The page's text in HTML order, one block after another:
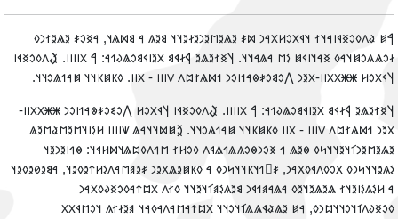
‮𐲀𐳯 𐳟𐳤𐳓𐳛𐳏𐳁𐳥𐳀𐳦𐳐 𐳦𐳁𐳂𐳛𐳢𐳂𐳀𐳙 𐳫𐳎 𐳉𐳖𐳉𐳮𐳉𐳙𐳉𐳇𐳉𐳦𐳦 𐳘𐳉𐳍 𐳀 𐳘𐳫𐳖𐳦, 𐳀𐳏𐳛𐳎
𐳇𐳛𐳖𐳍𐳛𐳯𐳦𐳀𐳓 𐳏𐳀𐳦𐳥𐳁𐳯 𐳋𐳮 𐳀𐳖𐳀𐳦𐳦. 𐲦𐳏𐳐𐳉𐳖𐳉 𐲁𐳇𐳁𐳘 𐳂𐳉𐳥𐳁𐳘𐳛𐳖𐳜𐳒𐳀: 𐲀 𐳼𐳺𐳺𐳺𐳺.
𐲦𐳁𐳂𐳛𐳢 𐳿𐳿𐳼𐳼𐳺𐳺-𐳂𐳉𐳙 𐲤𐳛𐳘𐳛𐳎𐳌𐳀𐳒𐳥𐳛𐳙 𐳒𐳫𐳖𐳐𐳪𐳤 𐳻𐳺𐳺𐳺 - 𐳼𐳺𐳺. 𐳓𐳞𐳯𐳞𐳦𐳦
‮𐲦𐳏𐳐𐳉𐳖𐳉 𐲁𐳇𐳁𐳘 𐳂𐳉𐳥𐳁𐳘𐳛𐳖𐳜𐳒𐳀: 𐲀 𐳼𐳺𐳺𐳺𐳺. 𐲟𐳤𐳓𐳛𐳏𐳁𐳥 𐲦𐳁𐳂𐳛𐳢 𐲤𐳛𐳘𐳛𐳎𐳌𐳀𐳒𐳥𐳛𐳙
𐳂𐳉𐳙 𐳒𐳫𐳖𐳐𐳪𐳤 𐳻𐳺𐳺𐳺 - 𐳼𐳺𐳺 𐳓𐳞𐳯𐳞𐳦𐳦 𐳯𐳀𐳒𐳖𐳛𐳦𐳦. 𐲉𐳯𐳫𐳦𐳦𐳀𐳖 𐳽𐳺𐳺𐳺𐳺
𐳉𐳖𐳉𐳮𐳉𐳙𐳑𐳦𐳉𐳦𐳦𐳭𐳓 𐳌𐳉𐳖 𐳀 𐳏𐳛𐳙𐳌𐳛𐳍𐳖𐳀𐳖𐳁𐳤 𐳓𐳛𐳢𐳐 𐳮𐳀𐳤𐳓𐳪𐳖𐳦𐳫𐳢𐳁𐳦:
𐳋𐳍𐳉𐳦𐳦𐳭𐳙𐳓 𐳂𐳛𐳓𐳤𐳁𐳓𐳂𐳀𐳙, 𐳎𐳹𐳒𐳦𐳞𐳦𐳦𐳭𐳙𐳓 𐳀 𐳓𐳞𐳯𐳉𐳖𐳂𐳉𐳙 𐳎𐳉𐳠𐳮𐳀𐳤𐳋𐳢𐳄𐳉𐳓𐳉𐳦,
𐳀 𐳢𐳋𐳍𐳋𐳥𐳉𐳦𐳐 𐳖𐳉𐳖𐳉𐳦𐳉𐳓 𐳀𐳖𐳀𐳠𐳒𐳁𐳙 𐳘𐳉𐳍𐳋𐳠𐳑𐳦𐳉𐳦𐳦 𐳓𐳐𐳤
𐳓𐳛𐳏𐳜𐳤𐳑𐳦𐳛𐳦𐳦𐳪𐳙𐳓, 𐳀𐳯 𐳉𐳖𐳟𐳁𐳖𐳖𐳑𐳦𐳛𐳦𐳦 𐳂𐳪𐳄𐳀𐳮𐳀𐳤𐳀𐳓𐳀𐳦 𐳠𐳉𐳇𐳐𐳍